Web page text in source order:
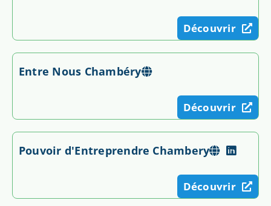
Découvrir
Entre Nous Chambéry
Découvrir
Pouvoir d'Entreprendre Chambery
Découvrir